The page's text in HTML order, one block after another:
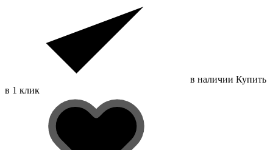
в наличии Купить
в 1 клик